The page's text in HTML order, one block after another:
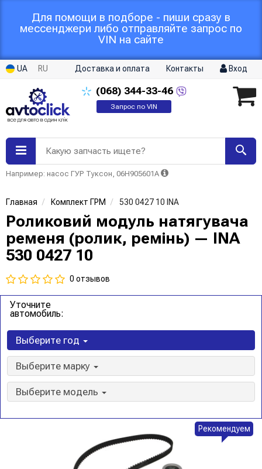
Для помощи в подборе - пиши сразу в
мессенджери либо отправляйте запрос по
VIN на сайте
UA RU Доставка и оплата Контакты Вход
(068) 344-33-46
Запрос по VIN
Какую запчасть ищете?
Например: насос ГУР Туксон, 06H905601A
Главная Комплект ГРМ 530 0427 10 INA
Роликовий модуль натягувача
ременя (ролик, ремінь) — INA
530 0427 10
0 отзывов
Уточните
автомобиль:
Выберите год
Выберите марку
Выберите модель
Рекомендуем